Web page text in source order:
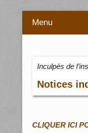
Menu
Inculpés de
Notices
CLIQUER ICI